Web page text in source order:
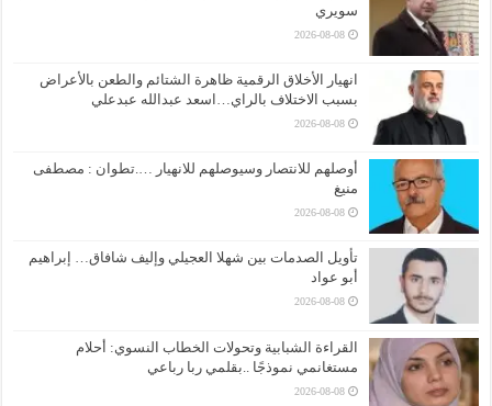
سويري
2026-08-08
انهيار الأخلاق الرقمية ظاهرة الشتائم والطعن بالأعراض
بسبب الاختلاف بالراي…اسعد عبدالله عبدعلي
2026-08-08
أوصلهم للانتصار وسيوصلهم للانهيار ….تطوان : مصطفى
منيغ
2026-08-08
تأويل الصدمات بين شهلا العجيلي وإليف شافاق… إبراهيم
أبو عواد
2026-08-08
القراءة الشبابية وتحولات الخطاب النسوي: أحلام
مستغانمي نموذجًا ..بقلمي ربا رباعي
2026-08-08